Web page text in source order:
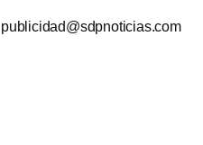
publicidad@sdpnoticias.com